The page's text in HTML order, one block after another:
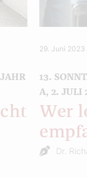
29. Juni 2023
13.
A, 2. JULI
Wer
Dr.